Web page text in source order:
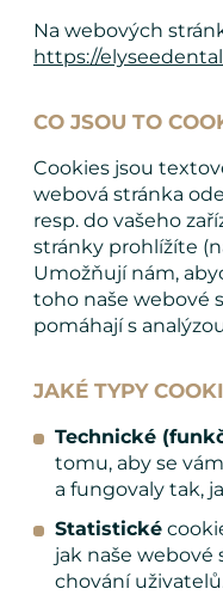
Na webových
https://
CO JSOU TO
Cookies jsou
webová stránka
resp. do vašeho
stránky prohlížíte
Umožňují nám,
toho naše webové
pomáhají s
JAKÉ TYPY
Technické
tomu, aby se
a fungovaly tak,
Statistické
jak naše webové
chování